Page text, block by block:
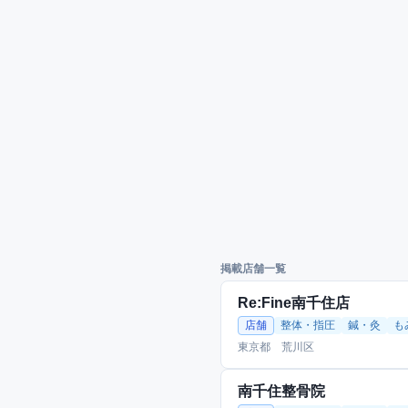
掲載店舗一覧
Re:Fine南千住店
店舗 整体・指圧 鍼・灸 も
東京都 荒川区
南千住整骨院